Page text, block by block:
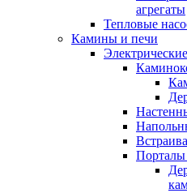
агрегаты
Тепловые
Камины и печи
Порталы